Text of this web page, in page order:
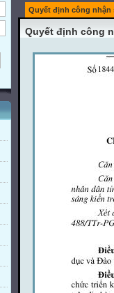
Quyết định công nhận
Quyết định công